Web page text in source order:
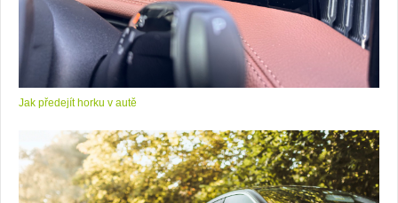
Jak předejít horku v autě